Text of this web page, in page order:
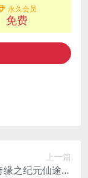
永久会员
免费
上一篇
之纪元仙途平